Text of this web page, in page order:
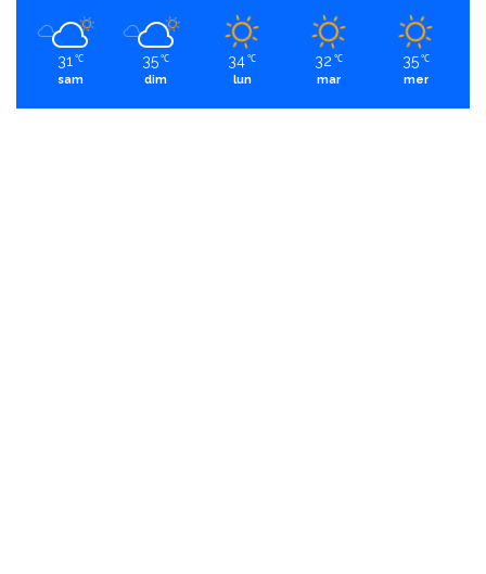
31 ℃
sam
35 ℃
dim
34 ℃
lun
32 ℃
mar
35 ℃
mer